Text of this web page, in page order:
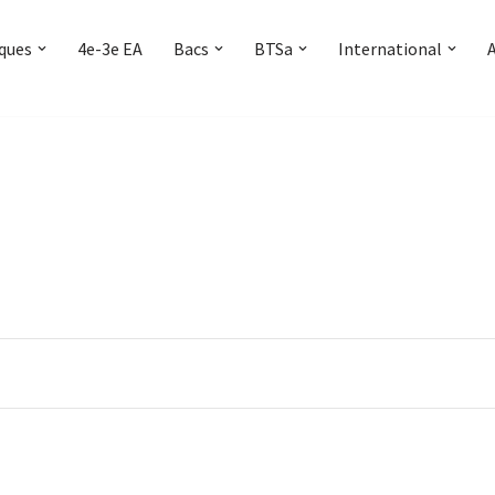
4e-3e EA Bacs BTSa International